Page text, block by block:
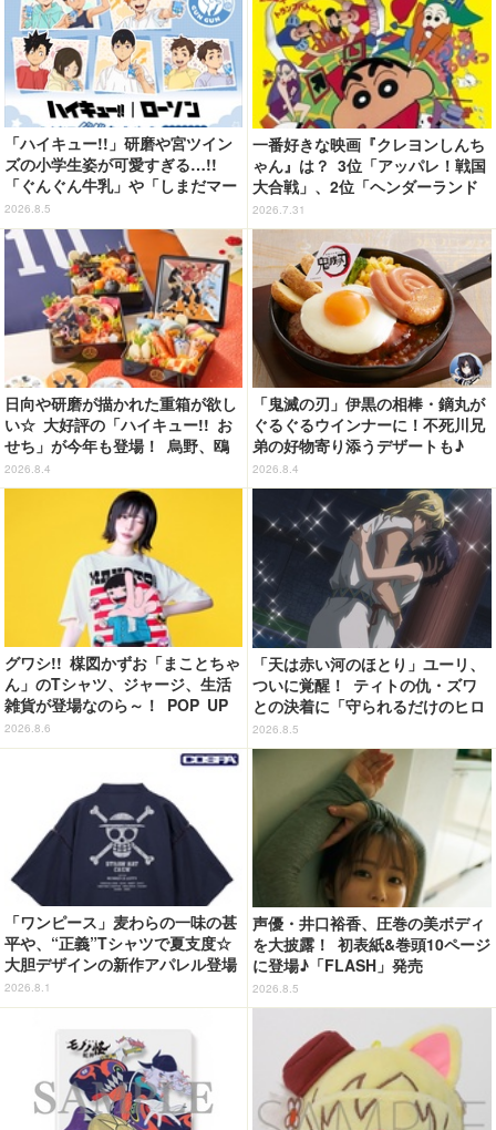
「ハイキュー!!」研磨や宮ツイン
ズの小学生姿が可愛すぎる…!!
「ぐんぐん牛乳」や「しまだマー
ト」デザインのグッズも!? ロー
ソン限定グッズが登場！
2026.8.5
一番好きな映画『クレヨンしんち
ゃん』は？ 3位「アッパレ！戦国
大合戦」、2位「ヘンダーランド
の大冒険」、1位は…？【『映画
クレヨンしんちゃん 奇々怪々！
オラの妖怪バケ～ション』公開記
念】
2026.7.31
日向や研磨が描かれた重箱が欲し
い☆ 大好評の「ハイキュー!! お
せち」が今年も登場！ 烏野、鴎
台、音駒、稲荷崎をイメージした
メニューで構成
2026.8.4
「鬼滅の刃」伊黒の相棒・鏑丸が
ぐるぐるウインナーに！不死川兄
弟の好物寄り添うデザートも♪
「ジョイフル」コラボ第3弾・第4
弾決定【8月18日～】
2026.8.4
グワシ!! 楳図かずお「まことちゃ
ん」のTシャツ、ジャージ、生活
雑貨が登場なのら～！ POP UP
STORE in 墓場の画廊開催【8月
20日～】
2026.8.6
「天は赤い河のほとり」ユーリ、
ついに覚醒！ ティトの仇・ズワ
との決着に「守られるだけのヒロ
インじゃなくなった」【第5話ネ
タバレあり反応まとめ】
2026.8.5
「ワンピース」麦わらの一味の甚
平や、“正義”Tシャツで夏支度☆
大胆デザインの新作アパレル登場
【COSPA】
2026.8.1
声優・井口裕香、圧巻の美ボディ
を大披露！ 初表紙&巻頭10ページ
に登場♪「FLASH」発売
2026.8.5